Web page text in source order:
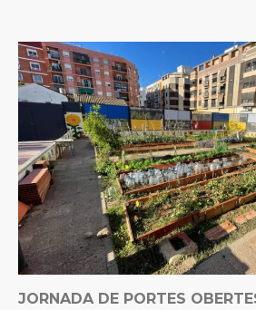
JORNADA DE PORTES